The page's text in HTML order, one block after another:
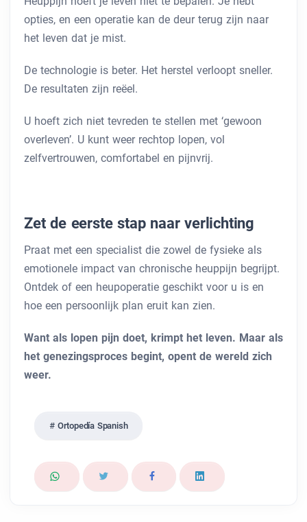
opties, en een operatie kan de deur terug zijn naar
het leven dat je mist.
De technologie is beter. Het herstel verloopt sneller.
De resultaten zijn reëel.
U hoeft zich niet tevreden te stellen met ‘gewoon
overleven’. U kunt weer rechtop lopen, vol
zelfvertrouwen, comfortabel en pijnvrij.
Zet de eerste stap naar verlichting
Praat met een specialist die zowel de fysieke als
emotionele impact van chronische heuppijn begrijpt.
Ontdek of een heupoperatie geschikt voor u is en
hoe een persoonlijk plan eruit kan zien.
Want als lopen pijn doet, krimpt het leven. Maar als
het genezingsproces begint, opent de wereld zich
weer.
Ortopedía Spanish